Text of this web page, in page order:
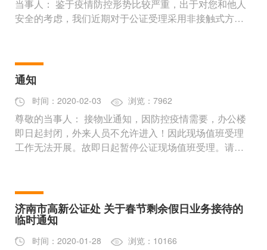
当事人： 鉴于疫情防控形势比较严重，出于对您和他人
安全的考虑，我们近期对于公证受理采用非接触式方
通知
时间：2020-02-03 浏览：7962
尊敬的当事人： 接物业通知，因防控疫情需要，办公楼
即日起封闭，外来人员不允许进入！因此现场值班受理
工作无法开展。故即日起暂停公证现场值班受理。请您
济南市高新公证处 关于春节剩余假日业务接待的
临时通知
时间：2020-01-28 浏览：10166